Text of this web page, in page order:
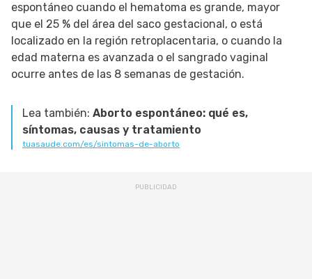
espontáneo cuando el hematoma es grande, mayor
que el 25 % del área del saco gestacional, o está
localizado en la región retroplacentaria, o cuando la
edad materna es avanzada o el sangrado vaginal
ocurre antes de las 8 semanas de gestación.
Lea también: Aborto espontáneo: qué es,
síntomas, causas y tratamiento
tuasaude.com/es/sintomas-de-aborto